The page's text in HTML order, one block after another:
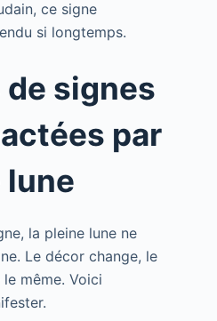
ce signe
si longtemps.
signes
par
la pleine lune ne
Le décor change, le
même. Voici